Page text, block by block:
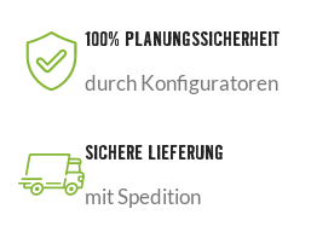
100% PLANUNGSSICHERHEIT
durch Konfiguratoren
SICHERE LIEFERUNG
mit Spedition